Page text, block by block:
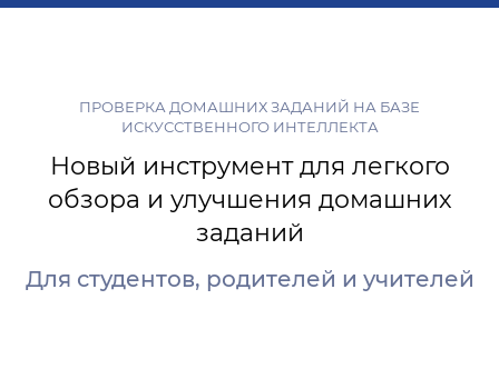
ПРОВЕРКА ДОМАШНИХ ЗАДАНИЙ НА БАЗЕ
ИСКУССТВЕННОГО ИНТЕЛЛЕКТА
Новый инструмент для легкого
обзора и улучшения домашних
заданий
Для студентов, родителей и учителей